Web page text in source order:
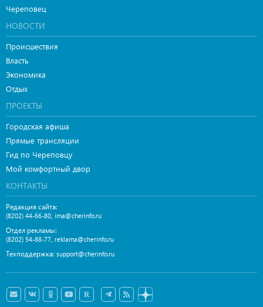
Череповец
НОВОСТИ
Происшествия
Власть
Экономика
Отдых
ПРОЕКТЫ
Городская афиша
Прямые трансляции
Гид по Череповцу
Мой комфортный двор
КОНТАКТЫ
Редакция сайта:
(8202) 44-66-80 ima@cherinfo.ru
Отдел рекламы:
(8202) 54-88-77 reklama@cherinfo.ru
Техподдержка: support@cherinfo.ru